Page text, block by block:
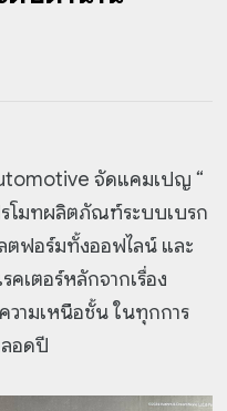
จัดแคมเปญ “
โมทผลิตภัณฑ์ระบบเบรก
ตฟอร์มทั้งออฟไลน์ และ
เตอร์หลักจากเรื่อง
วามเหนือชั้น ในทุกการ
อดปี